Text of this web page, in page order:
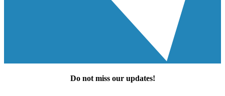
Do not miss our updates!